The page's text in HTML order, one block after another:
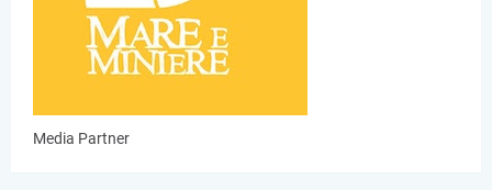
Media Partner